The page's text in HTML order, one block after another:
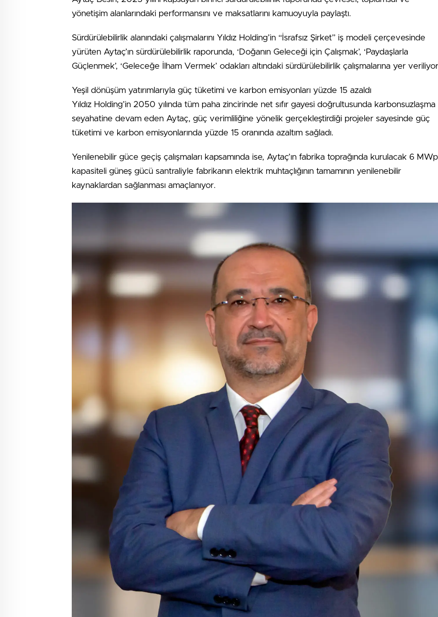
yönetişim alanlarındaki performansını ve maksatlarını kamuoyuyla paylaştı.
Sürdürülebilirlik alanındaki çalışmalarını Yıldız Holding’in “İsrafsız Şirket” iş modeli çerçevesinde
yürüten Aytaç’ın sürdürülebilirlik raporunda, ‘Doğanın Geleceği için Çalışmak’, ‘Paydaşlarla
Güçlenmek’, ‘Geleceğe İlham Vermek’ odakları altındaki sürdürülebilirlik çalışmalarına yer
Yeşil dönüşüm yatırımlarıyla güç tüketimi ve karbon emisyonları yüzde 15 azaldı
Yıldız Holding’in 2050 yılında tüm paha zincirinde net sıfır gayesi doğrultusunda karbonsuzlaşma
seyahatine devam eden Aytaç, güç verimliliğine yönelik gerçekleştirdiği projeler sayesinde güç
tüketimi ve karbon emisyonlarında yüzde 15 oranında azaltım sağladı.
Yenilenebilir güce geçiş çalışmaları kapsamında ise, Aytaç’ın fabrika toprağında kurulacak 6 MWp
kapasiteli güneş gücü santraliyle fabrikanın elektrik muhtaçlığının tamamının yenilenebilir
kaynaklardan sağlanması amaçlanıyor.